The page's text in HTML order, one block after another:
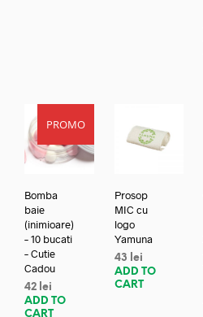
PROMO
Bomba
baie
(inimioare)
– 10 bucati
– Cutie
Cadou
42 lei
ADD TO
CART
Prosop
MIC cu
logo
Yamuna
43
lei
ADD TO
CART